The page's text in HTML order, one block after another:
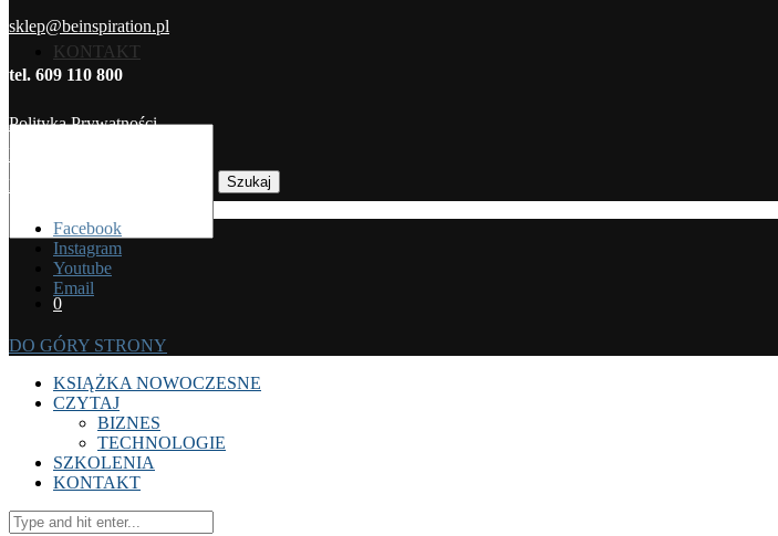
KONTAKT
Szukaj
0
sklep@beinspiration.pl
tel. 609 110 800
Polityka Prywatności
Regulamin sprzedaży
Koszty dostawy
Facebook
Instagram
Youtube
Email
DO GÓRY STRONY
KSIĄŻKA NOWOCZESNE
CZYTAJ
BIZNES
TECHNOLOGIE
SZKOLENIA
KONTAKT